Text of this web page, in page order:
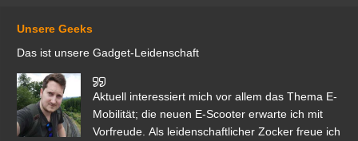
Unsere Geeks
Das ist unsere Gadget-Leidenschaft
Aktuell interessiert mich vor allem das Thema E-
Mobilität; die neuen E-Scooter erwarte ich mit
Vorfreude. Als leidenschaftlicher Zocker freue ich